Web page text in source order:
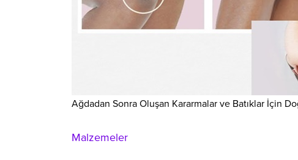
Ağdadan Sonra Oluşan Kararmalar ve Batıklar İçin
Malzemeler